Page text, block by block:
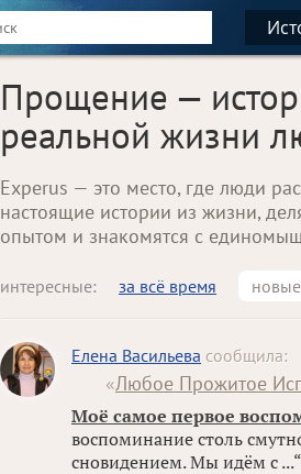
Прощение —
реальной жизни
Experus — это место, где люди
настоящие истории из жизни,
опытом и знакомятся с
интересные: за всё время новые
Елена Васильева сообщила:
«Любое Прожитое
Моё самое первое
воспоминание столь
сновидением. Мы идём с